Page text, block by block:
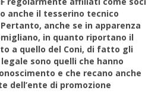
anche il tesserino tecnico
Pertanto, anche se in apparenza
in quanto riportano il
a quello del Coni, di fatto gli
sono quelli che hanno
e che recano anche
dell’ente di promozione